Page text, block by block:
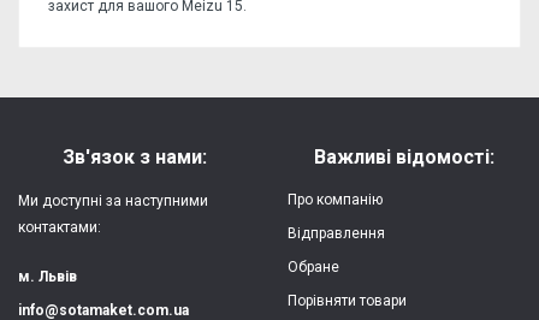
захист для вашого Meizu 15.
Захист:
від ударів,
Якість:
яскрава, чітка
Напишіть відгук або думку
Зв'язок з нами:
Ми доступні за наступними
контактами:
м. Львів
info@sotamaket.com.ua
Важливі відомості:
Про компанію
Відправлення
Обране
Порівняти товари